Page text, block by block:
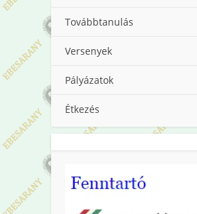
Továbbtanulás
Versenyek
Pályázatok
Étkezés